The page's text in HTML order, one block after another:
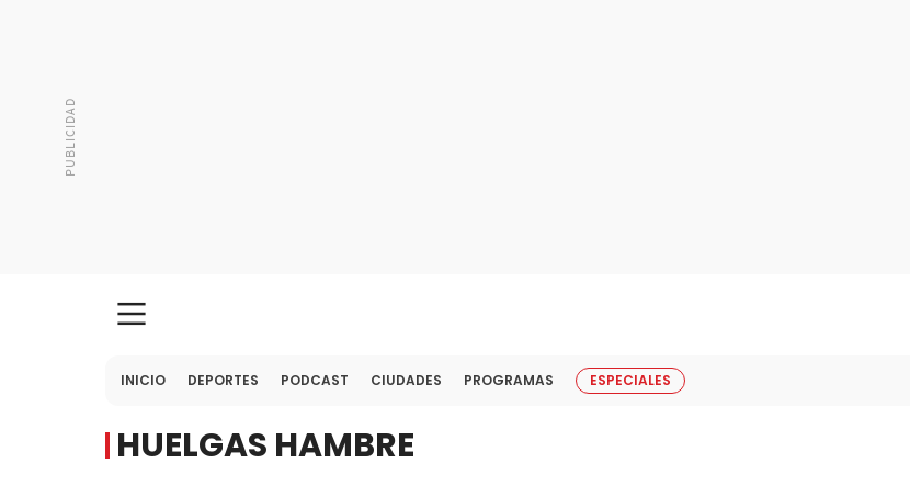
INICIO DEPORTES PODCAST CIUDADES PROGRAMAS ESPECIALES
HUELGAS HAMBRE